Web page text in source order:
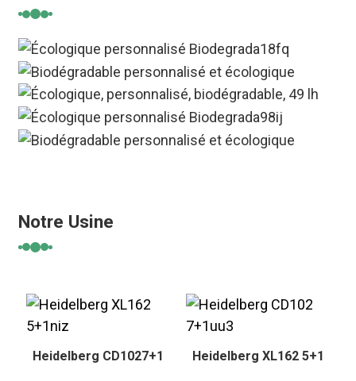
Notre Usine
Heidelberg CD1027+1 Heidelberg XL162 5+1